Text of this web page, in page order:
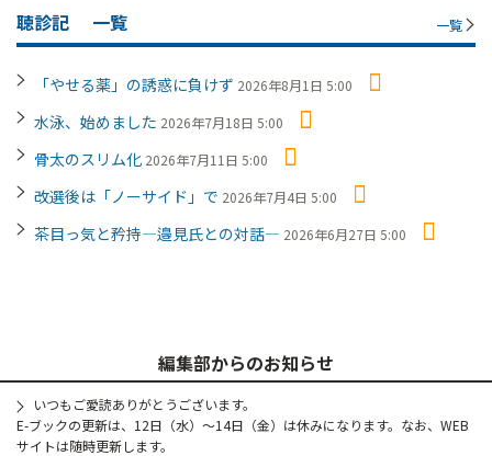
聴診記 一覧 一覧
「やせる薬」の誘惑に負けず 2026年8月1日 5:00
水泳、始めました 2026年7月18日 5:00
骨太のスリム化 2026年7月11日 5:00
改選後は「ノーサイド」で 2026年7月4日 5:00
茶目っ気と矜持―邉見氏との対話― 2026年6月27日 5:00
編集部からのお知らせ
いつもご愛読ありがとうございます。
E-ブックの更新は、12日（水）～14日（金）は休みになります。なお、WEB
サイトは随時更新します。